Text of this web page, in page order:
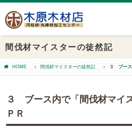
間伐材マイスターの徒然記
HOME 間伐材マイスターの徒然記 ３ ブース内で
３ ブース内で「間伐材マイ
ＰＲ